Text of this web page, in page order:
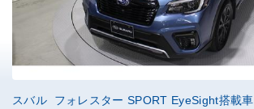
スバル フォレスター SPORT EyeSight搭載車